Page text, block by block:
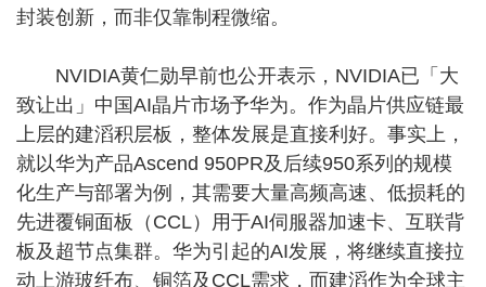
封装创新，而非仅靠制程微缩。
NVIDIA黄仁勋早前也公开表示，NVIDIA已「大
致让出」中国AI晶片市场予华为。作为晶片供应链最
上层的建滔积层板，整体发展是直接利好。事实上，
就以华为产品Ascend 950PR及后续950系列的规模
化生产与部署为例，其需要大量高频高速、低损耗的
先进覆铜面板（CCL）用于AI伺服器加速卡、互联背
板及超节点集群。华为引起的AI发展，将继续直接拉
动上游玻纤布、铜箔及CCL需求，而建滔作为全球主